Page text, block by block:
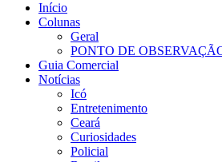
Início
Colunas
Geral
PONTO DE
Guia Comercial
Notícias
Icó
Entretenimento
Ceará
Curiosidades
Policial